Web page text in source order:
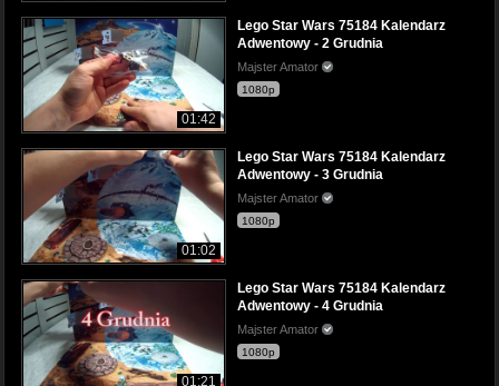
01:42
Lego Star Wars 75184 Kalendarz
Adwentowy - 2 Grudnia
Majster Amator
1080p
01:02
Lego Star Wars 75184 Kalendarz
Adwentowy - 3 Grudnia
Majster Amator
1080p
01:21
Lego Star Wars 75184 Kalendarz
Adwentowy - 4 Grudnia
Majster Amator
1080p